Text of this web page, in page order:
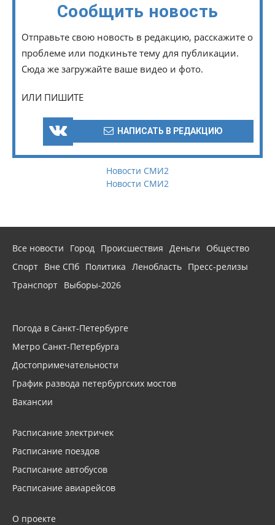
Сообщить новость
Отправьте свою новость в редакцию, расскажите о
проблеме или подкиньте тему для публикации.
Сюда же загружайте ваше видео и фото.
ИЛИ ПИШИТЕ
НАПИСАТЬ В РЕДАКЦИЮ
Новости СМИ2
Новости СМИ2
Все новости Город Происшествия Деньги
Общество
Спорт Вне СПб Политика Ленобласть Пресс-релизы
Транспорт Выборы-2026
Погода в Санкт-Петербурге
Метро Санкт-Петербурга
Достопримечательности
График развода петербургских мостов
Вакансии
Расписание электричек
Расписание поездов
Расписание автобусов
Расписание авиарейсов
О проекте